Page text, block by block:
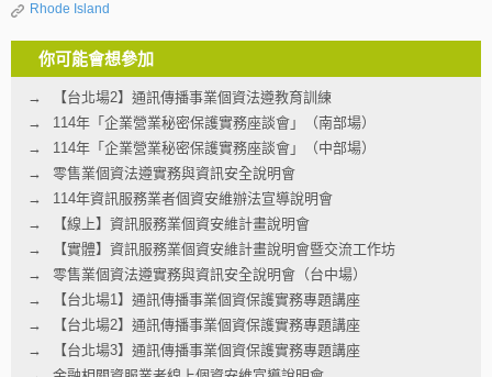
Rhode Island
你可能會想參加
【台北場2】通訊傳播事業個資法遵教育訓練
114年「企業營業秘密保護實務座談會」（南部場）
114年「企業營業秘密保護實務座談會」（中部場）
零售業個資法遵實務與資訊安全說明會
114年資訊服務業者個資安維辦法宣導說明會
【線上】資訊服務業個資安維計畫說明會
【實體】資訊服務業個資安維計畫說明會暨交流工作坊
零售業個資法遵實務與資訊安全說明會（台中場）
【台北場1】通訊傳播事業個資保護實務專題講座
【台北場2】通訊傳播事業個資保護實務專題講座
【台北場3】通訊傳播事業個資保護實務專題講座